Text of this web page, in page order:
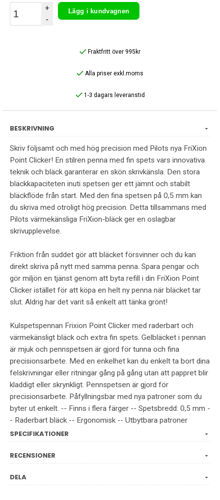
+
-
Lägg i kundvagnen
Fraktfritt över 995kr
Alla priser exkl.moms
1-3 dagars leveranstid
BESKRIVNING
Skriv följsamt och med hög precision med Pilots nya FriXion
Point Clicker! En stilren penna med fin spets vars innovativa
teknik och bläck garanterar en skön skrivkänsla. Den stora
bläckkapaciteten inuti spetsen ger ett jämnt och stabilt
bläckflöde från start. Med den fina spetsen på 0,5 mm kan
du skriva med otroligt hög precision. Detta tillsammans med
Pilots värmekänsliga FriXion-bläck ger en oslagbar
skrivupplevelse.
Friktion från suddet gör att bläcket försvinner och du kan
direkt skriva på nytt med samma penna. Spara pengar och
gör miljön en tjänst genom att byta refill i din FriXion Point
Clicker istället för att köpa en helt ny penna när bläcket tar
slut. Aldrig har det varit så enkelt att tänka grönt!
Kulspetspennan Frixion Point Clicker med raderbart och
värmekänsligt bläck och extra fin spets. Gelbläcket i pennan
är mjuk och pennspetsen är gjord för tunna och fina
precisionsarbete. Med en enkelhet kan du enkelt ta bort dina
felskrivningar eller ritningar gång på gång utan att pappret blir
kladdigt eller skrynkligt. Pennspetsen är gjord för
precisionsarbete. Påfyllningsbar med nya patroner som du
byter ut enkelt. -- Finns i flera färger -- Spetsbredd: 0,5 mm -
- Raderbart bläck -- Ergonomisk -- Utbytbara patroner
SPECIFIKATIONER
RECENSIONER
DELA